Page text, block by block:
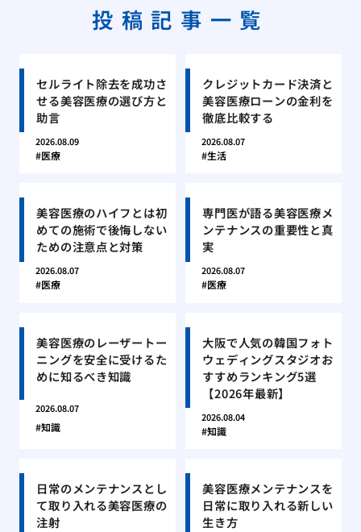
投稿記事一覧
セルライト除去を成功さ
せる美容医療の選び方と
助言
2026.08.09
医療
クレジットカード決済と
美容医療ローンの金利を
徹底比較する
2026.08.07
生活
美容医療のハイフとは初
めての施術で後悔しない
ための注意点と対策
2026.08.07
医療
専門医が語る美容医療メ
ンテナンスの重要性と真
実
2026.08.07
医療
美容医療のレーザートー
ニングを安全に受けるた
めに知るべき知識
2026.08.07
知識
大阪で人気の韓国フォト
ウェディングスタジオお
すすめランキング5選
【2026年最新】
2026.08.04
知識
日常のメンテナンスとし
て取り入れる美容医療の
注射
美容医療メンテナンスを
日常に取り入れる新しい
生き方